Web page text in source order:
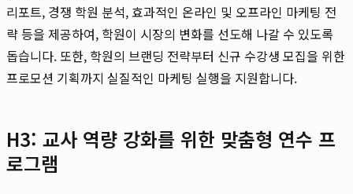
리포트, 경쟁 학원 분석, 효과적인 온라인 및 오프라인 마케팅 전
략 등을 제공하여, 학원이 시장의 변화를 선도해 나갈 수 있도록
돕습니다. 또한, 학원의 브랜딩 전략부터 신규 수강생 모집을 위한
프로모션 기획까지 실질적인 마케팅 실행을 지원합니다.
H3: 교사 역량 강화를 위한 맞춤형 연수 프
로그램